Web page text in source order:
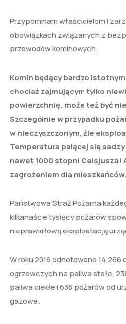
Przypominam właścicielom i
obowiązkach związanych z
przewodów kominowych.
Komin będący bardzo
chociaż zajmującym tylko
powierzchnię, może też być
Szczególnie w przypadku
wnieczyszczonym, źle
Temperatura palącej się
nawet 1000 stopni Celsjusza!
zagrożeniem dla mieszkańców.
Państwowa Straż Pożarna
kilkanaście tysięcy pożarów
nieprawidłową eksploatacją
W roku 2016 odnotowano 14.266
ogrzewczych na paliwa stałe,
paliwa ciekłe i 636 pożarów od
gazowe.